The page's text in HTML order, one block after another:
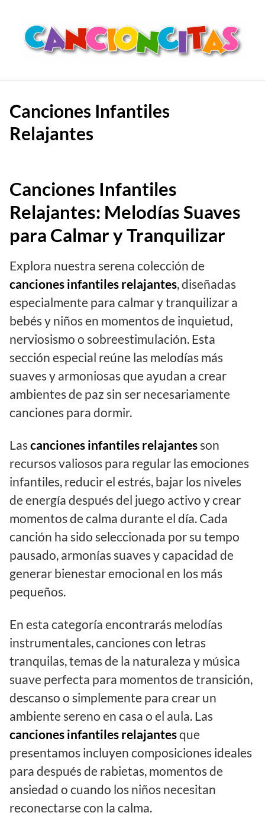
contenido
Canciones Infantiles
Relajantes
Canciones Infantiles
Relajantes: Melodías Suaves
para Calmar y Tranquilizar
Explora nuestra serena colección de
canciones infantiles relajantes, diseñadas
especialmente para calmar y tranquilizar a
bebés y niños en momentos de inquietud,
nerviosismo o sobreestimulación. Esta
sección especial reúne las melodías más
suaves y armoniosas que ayudan a crear
ambientes de paz sin ser necesariamente
canciones para dormir.
Lascanciones infantiles relajantesson
recursos valiosos para regular las emociones
infantiles, reducir el estrés, bajar los niveles
de energía después del juego activo y crear
momentos de calma durante el día. Cada
canción ha sido seleccionada por su tempo
pausado, armonías suaves y capacidad de
generar bienestar emocional en los más
pequeños.
En esta categoría encontrarás melodías
instrumentales, canciones con letras
tranquilas, temas de la naturaleza y música
suave perfecta para momentos de transición,
descanso o simplemente para crear un
ambiente sereno en casa o el aula. Las
canciones infantiles relajantesque
presentamos incluyen composiciones ideales
para después de rabietas, momentos de
ansiedad o cuando los niños necesitan
reconectarse con la calma.